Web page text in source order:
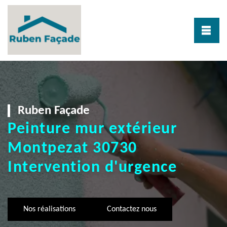
Ruben Façade
Peinture mur extérieur
Montpezat 30730
Intervention d'urgence
Nos réalisations Contactez nous